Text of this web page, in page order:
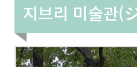
지브리 미술관(